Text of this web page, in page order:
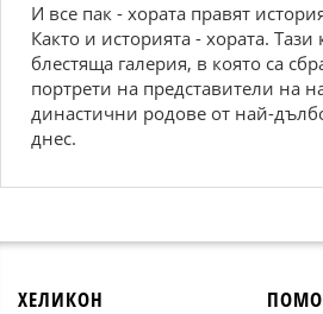
И все пак - хората правят
Както и историята - хората. Тази
блестяща галерия, в която са
портрети на представители на
династични родове от най-
днес.
ХЕЛИКОН